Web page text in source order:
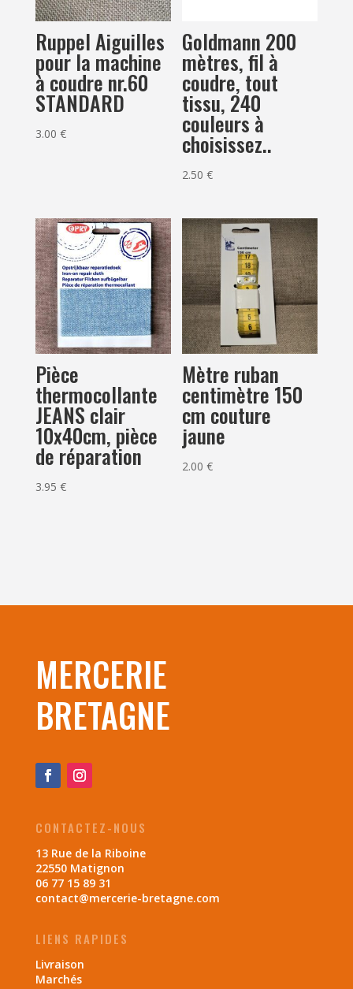
Ruppel Aiguilles
pour la machine
à coudre nr.60
STANDARD
3.00 €
Goldmann 200
mètres, fil à
coudre, tout
tissu, 240
couleurs à
choisissez..
2.50€
Pièce
thermocollante
JEANS clair
10x40cm, pièce
de réparation
3.95 €
Mètre ruban
centimètre 150
cm couture
jaune
2.00€
MERCERIE
BRETAGNE
CONTACTEZ-NOUS
13 Rue de la Riboine
22550 Matignon
06 77 15 89 31
contact@mercerie-bretagne.com
LIENS RAPIDES
Livraison
Marchés